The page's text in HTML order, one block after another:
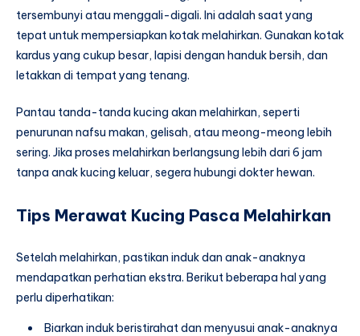
tersembunyi atau menggali-digali. Ini adalah saat yang
tepat untuk mempersiapkan kotak melahirkan. Gunakan kotak
kardus yang cukup besar, lapisi dengan handuk bersih, dan
letakkan di tempat yang tenang.
Pantau tanda-tanda kucing akan melahirkan, seperti
penurunan nafsu makan, gelisah, atau meong-meong lebih
sering. Jika proses melahirkan berlangsung lebih dari 6 jam
tanpa anak kucing keluar, segera hubungi dokter hewan.
Tips Merawat Kucing Pasca Melahirkan
Setelah melahirkan, pastikan induk dan anak-anaknya
mendapatkan perhatian ekstra. Berikut beberapa hal yang
perlu diperhatikan:
Biarkan induk beristirahat dan menyusui anak-anaknya